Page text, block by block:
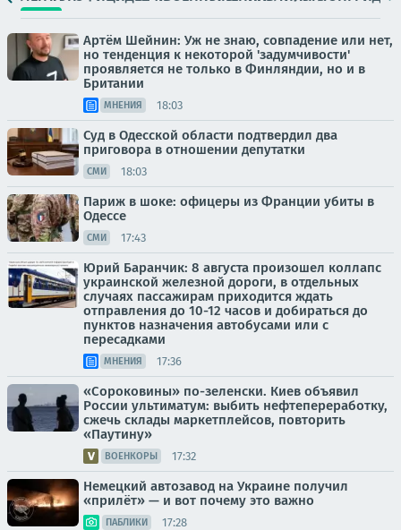
Артём Шейнин: Уж не знаю, совпадение или нет,
но тенденция к некоторой 'задумчивости'
проявляется не только в Финляндии, но и в
Британии
МНЕНИЯ 18:03
Суд в Одесской области подтвердил два
приговора в отношении депутатки
СМИ 18:03
Париж в шоке: офицеры из Франции убиты в
Одессе
СМИ 17:43
Юрий Баранчик: 8 августа произошел коллапс
украинской железной дороги, в отдельных
случаях пассажирам приходится ждать
отправления до 10-12 часов и добираться до
пунктов назначения автобусами или с
пересадками
МНЕНИЯ 17:36
«Сороковины» по-зеленски. Киев объявил
России ультиматум: выбить нефтепереработку,
сжечь склады маркетплейсов, повторить
«Паутину»
ВОЕНКОРЫ 17:32
Немецкий автозавод на Украине получил
«прилёт» — и вот почему это важно
ПАБЛИКИ 17:28